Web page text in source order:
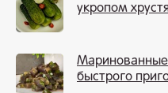
укропом
быстрого